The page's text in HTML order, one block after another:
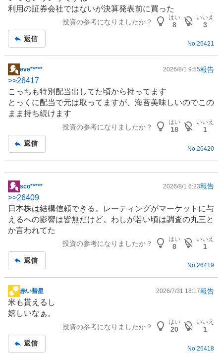
板
記
利用の証券会社ではないが決算発表前に買った
投資の参考になりましたか？
はい
8
いいえ
3
返信
No.26421
掲
示
板
記
事
eve***** 2026/8/1 9:55報告
>>26417
こっちも特別配当出してた頃から持ってます
とっくに配当で元は取ってますが、海苔美味しいのでこの
まま持ち続けます
投資の参考になりましたか？
はい
18
いいえ
1
返信
No. 26420
掲
示
板
記
事
sco***** 2026/8/1 6:23報告
>>26409
日本株は結構信頼できる。レーティングがマーケットに与
えるへの影響は皆無だけど。わしが若い頃は調査の丸三と
か言われてた
投資の参考になりましたか？
はい
8
いいえ
1
返信
No.26419
掲
示
板
赤い彗星 2026/7/31 18:17報告
米も貰えるし
嬉しいなぁ。
投資の参考になりましたか？
はい
20
いいえ
1
返信
No. 26418